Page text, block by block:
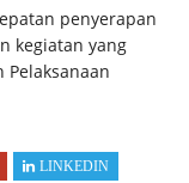
penyerapan
kegiatan yang
LINKEDIN